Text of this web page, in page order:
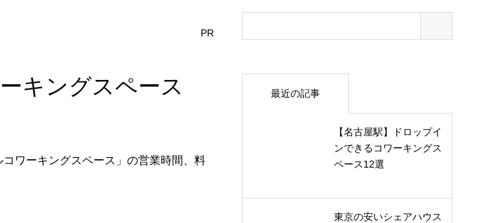
PR
キングスペース
ワーキングスペース」の営業時間、料
最近の記事
【名古屋駅】ドロップイ
ンできるコワーキングス
ペース12選
東京の安いシェアハウス